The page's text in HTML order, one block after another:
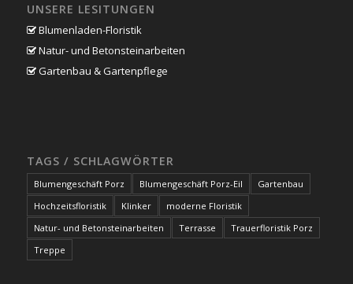
UNSERE LESITUNGEN
Blumenladen-Floristik
Natur- und Betonsteinarbeiten
Gartenbau & Gartenpflege
TAGS / SCHLAGWÖRTER
Blumengeschäft Porz Blumengeschäft Porz-Eil
Gartenbau
Hochzeitsfloristik
Klinker
moderne Floristik
Natur- und Betonsteinarbeiten
Terrasse
Trauerfloristik Porz
Treppe